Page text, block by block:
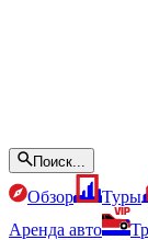
Поиск...
Обзор Туры
Аренда авто